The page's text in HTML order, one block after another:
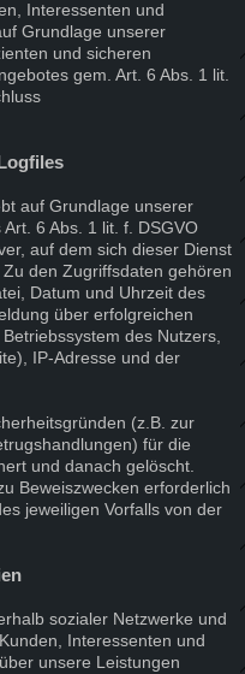
Interessenten und
Grundlage unserer
und sicheren
gem. Art. 6 Abs. 1 lit.
auf Grundlage unserer
6 Abs. 1 lit. f. DSGVO
auf dem sich dieser Dienst
den Zugriffsdaten gehören
Datum und Uhrzeit des
über erfolgreichen
des Nutzers,
IP-Adresse und der
(z.B. zur
für die
und danach gelöscht.
Beweiszwecken erforderlich
jeweiligen Vorfalls von der
sozialer Netzwerke und
Interessenten und
unsere Leistungen